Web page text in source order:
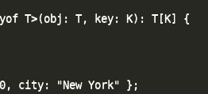
T>(obj: T, key: K): T[K] {
city: "New York" };